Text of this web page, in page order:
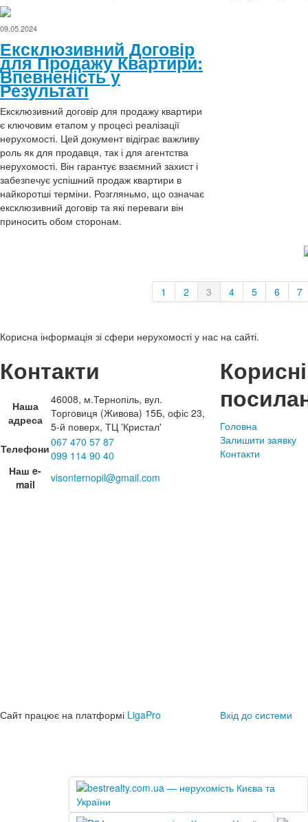
09.05.2024
Ексклюзивний Договір
для Продажу Квартири:
Впевненість у
Результаті
Ексклюзивний договір для продажу квартири
є ключовим етапом у процесі реалізації
нерухомості. Цей документ відіграє важливу
роль як для продавця, так і для агентства
нерухомості. Він гарантує взаємний захист і
забезпечує успішний продаж квартири в
найкоротші терміни. Розгляньмо, що означає
ексклюзивний договір та які переваги він
приносить обом сторонам.
1 2 3 4 5 6 7
Корисна інформація зі сфери нерухомості у нас на сайті.
Контакти
Наша
адреса
46008, м.Тернопіль, вул.
Торговиця (Живова) 15Б, офіс 23,
5-й поверх, ТЦ 'Кристал'
Телефони067 470 57 87
099 114 90 40
Наш e-
mail
visonternopil@gmail.com
Корисні
Головна
Залишити заявку
Контакти
Сайт працює на платформі LigaPro Вхід до системи